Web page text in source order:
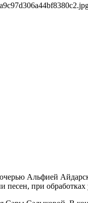
Альфией
при обработках